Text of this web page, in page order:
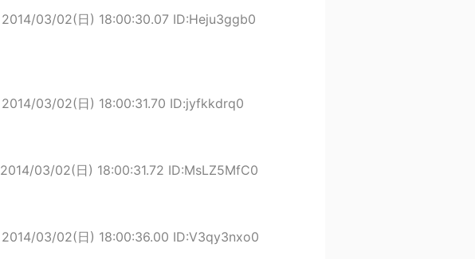
2014/03/02(日) 18:00:30.07 ID:Heju3ggb0
2014/03/02(日) 18:00:31.70 ID:jyfkkdrq0
2014/03/02(日) 18:00:31.72 ID:MsLZ5MfC0
2014/03/02(日) 18:00:36.00 ID:V3qy3nxo0